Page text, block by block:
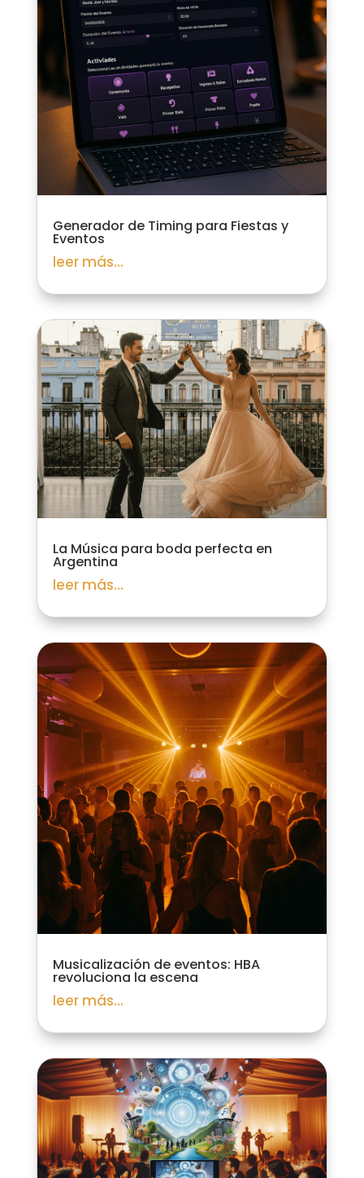
Generador de Timing para Fiestas y
Eventos
leer más...
La Música para boda perfecta en
Argentina
leer más...
Musicalización de eventos: HBA
revoluciona la escena
leer más...